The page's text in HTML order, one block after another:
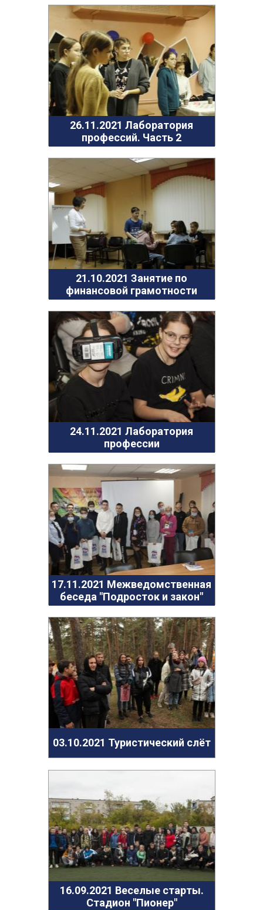
26.11.2021 Лаборатория
профессий. Часть 2
21.10.2021 Занятие по
финансовой грамотности
24.11.2021 Лаборатория
профессии
17.11.2021 Межведомственная
беседа "Подросток и закон"
03.10.2021 Туристический слёт
16.09.2021 Веселые старты.
Стадион "Пионер"